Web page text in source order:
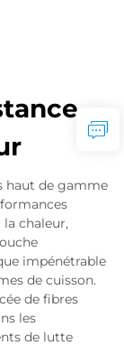
haut de gamme
chaleur,
impénétrable
de cuisson.
de fibres
les
de lutte